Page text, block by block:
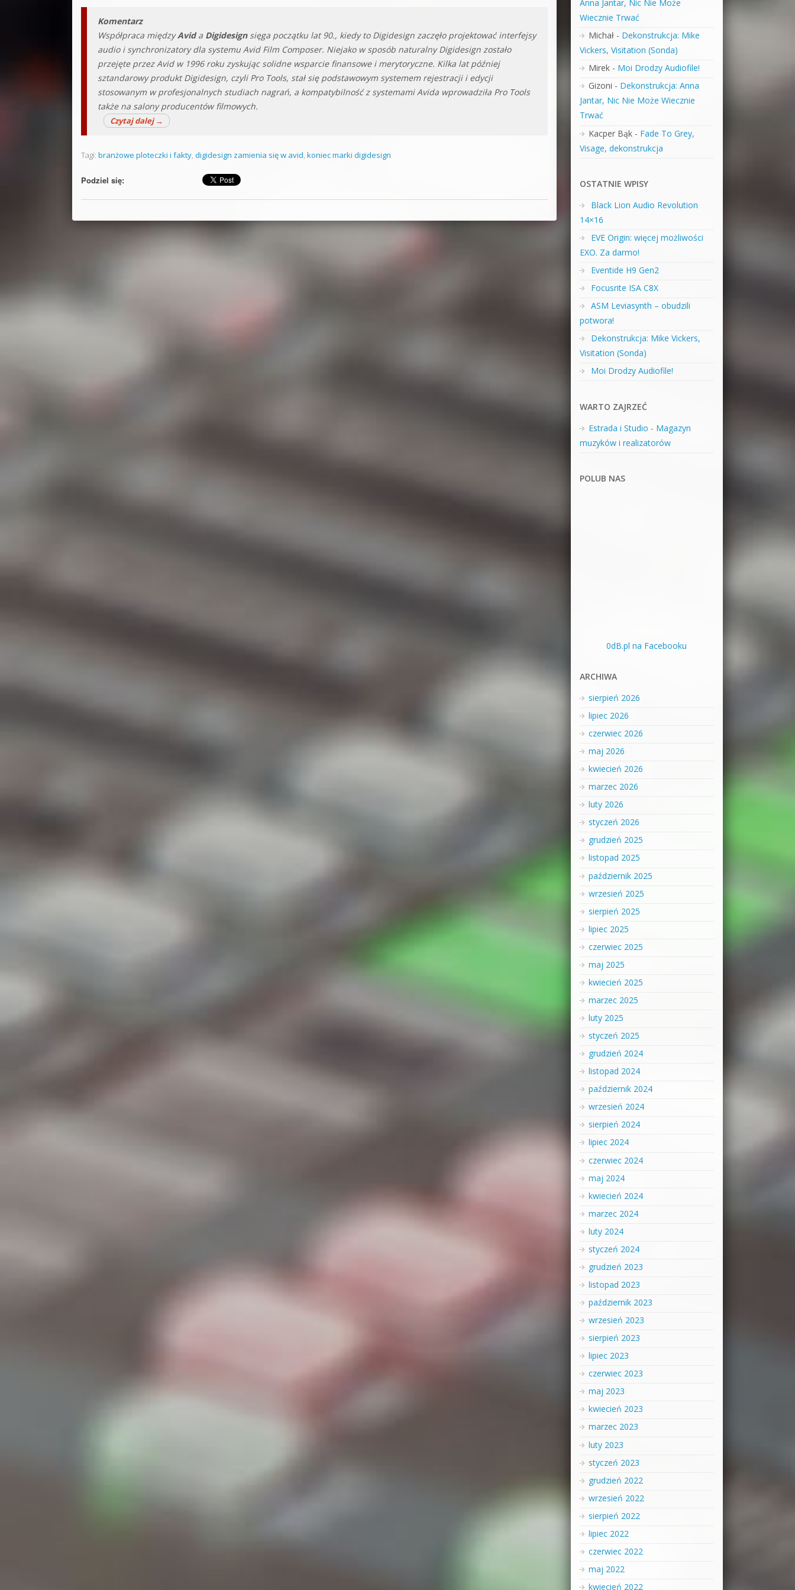
Komentarz
Współpraca międzyAvida Digidesignsięga początku lat 90., kiedy to Digidesign zaczęło projektować interfejsy
audio i synchronizatory dla systemu Avid Film Composer. Niejako w sposób naturalny Digidesign zostało
przejęte przez Avid w 1996 roku zyskując solidne wsparcie finansowe i merytoryczne. Kilka lat później
sztandarowy produkt Digidesign, czyli Pro Tools, stał się podstawowym systemem rejestracji i edycji
stosowanym w profesjonalnych studiach nagrań, a kompatybilność z systemami Avida wprowadziła Pro Tools
także na salony producentów filmowych.
Czytaj dalej→
Tagi: branżowe ploteczki i fakty, digidesign zamienia się w avid, koniec marki digidesign
Podziel się:
Anna Jantar, Nic Nie Może
Wiecznie Trwać
Michał- Dekonstrukcja: Mike
Vickers, Visitation (Sonda)
Mirek- Moi Drodzy Audiofile!
Gizoni - Dekonstrukcja: Anna
Jantar, Nic Nie Może Wiecznie
Trwać
Kacper Bąk- Fade To Grey,
Visage, dekonstrukcja
OSTATNIE WPISY
Black Lion Audio Revolution
14×16
EVE Origin: więcej możliwości
EXO. Za darmo!
Eventide H9 Gen2
Focusrite ISA C8X
ASM Leviasynth – obudzili
potwora!
Dekonstrukcja: Mike Vickers,
Visitation (Sonda)
Moi Drodzy Audiofile!
WARTO ZAJRZEĆ
Estrada i Studio - Magazyn
muzyków i realizatorów
POLUB NAS
0dB.pl na Facebooku
ARCHIWA
sierpień 2026
lipiec 2026
czerwiec 2026
maj 2026
kwiecień 2026
marzec 2026
luty 2026
styczeń 2026
grudzień 2025
listopad 2025
październik 2025
wrzesień 2025
sierpień 2025
lipiec 2025
czerwiec 2025
maj 2025
kwiecień 2025
marzec 2025
luty 2025
styczeń 2025
grudzień 2024
listopad 2024
październik 2024
wrzesień 2024
sierpień 2024
lipiec 2024
czerwiec 2024
maj 2024
kwiecień 2024
marzec 2024
luty 2024
styczeń 2024
grudzień 2023
listopad 2023
październik 2023
wrzesień 2023
sierpień 2023
lipiec 2023
czerwiec 2023
maj 2023
kwiecień 2023
marzec 2023
luty 2023
styczeń 2023
grudzień 2022
wrzesień 2022
sierpień 2022
lipiec 2022
czerwiec 2022
maj 2022
kwiecień 2022